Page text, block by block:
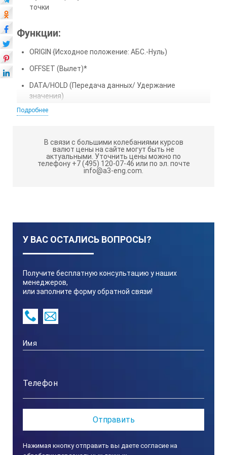
точки
Функции:
ORIGIN {Исходное положение: АБС.-Нуль)
OFFSET (Вылет)*
DATA/HOLD (Передача данных/ Удержание
значения)
Автоотключение через 20 мин. простоя
Вывод данных
Предустановка
Макс. скорость отклика
Неограничена
Разрешение
Около 5000 часов
Подробнее
В связи с большими колебаниями курсов
валют цены на сайте могут быть не
актуальными. Уточнить цены можно по
телефону +7 (495) 120-07-46 или по эл. почте
info@a3-eng.com.
У ВАС ОСТАЛИСЬ ВОПРОСЫ?
Получите бесплатную консультацию у наших
менеджеров,
или заполните форму обратной связи!
Нажимая кнопку отправить вы даете согласие на